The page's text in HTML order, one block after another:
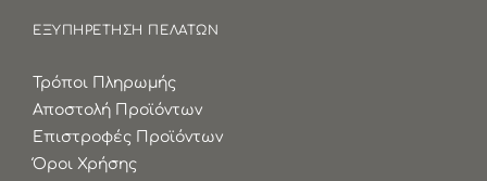
ΕΞΥΠΗΡΕΤΗΣΗ ΠΕΛΑΤΩΝ
Τρόποι Πληρωμής
Αποστολή Προϊόντων
Επιστροφές Προϊόντων
Όροι Χρήσης